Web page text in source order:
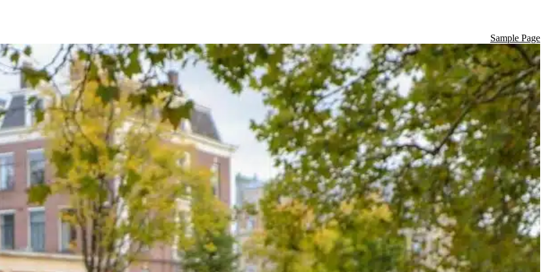
Sample Page